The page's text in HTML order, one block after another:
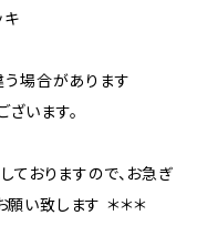
キ
う場合があります
います。
ておりますので、お急ぎ
い致します ＊＊＊